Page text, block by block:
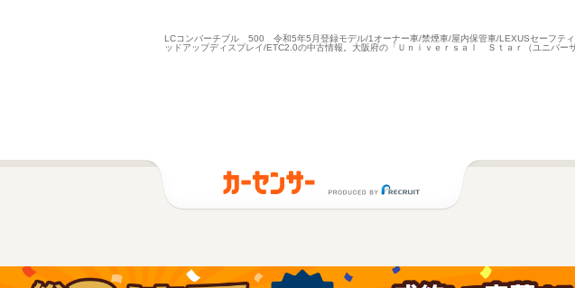
LCコンバーチブル 500 令和5年5月登録モデル/1オーナー車/禁煙車/屋内保管車/LEXUSセーフテ
ッドアップディスプレイ/ETC2.0の中古情報。大阪府の「Ｕｎｉｖｅｒｓａｌ Ｓｔａｒ（ユニバー